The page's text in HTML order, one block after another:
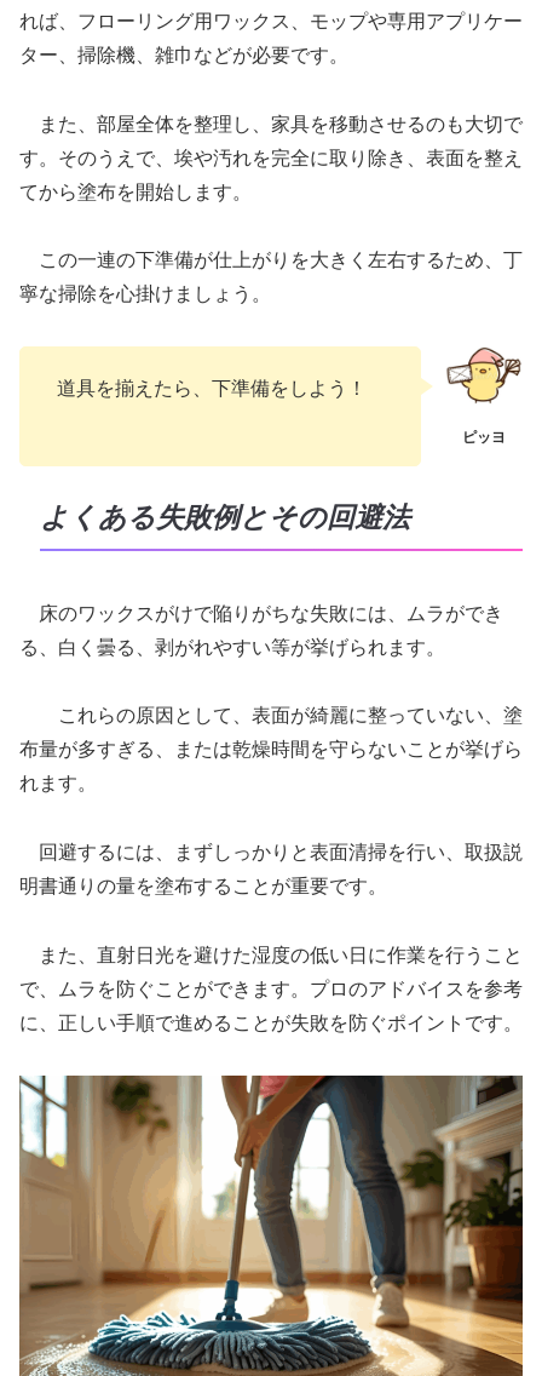
れば、フローリング用ワックス、モップや専用アプリケー
ター、掃除機、雑巾などが必要です。
また、部屋全体を整理し、家具を移動させるのも大切で
す。そのうえで、埃や汚れを完全に取り除き、表面を整え
てから塗布を開始します。
この一連の下準備が仕上がりを大きく左右するため、丁
寧な掃除を心掛けましょう。
道具を揃えたら、下準備をしよう！
よくある失敗例とその回避法
床のワックスがけで陥りがちな失敗には、ムラができ
る、白く曇る、剥がれやすい等が挙げられます。
これらの原因として、表面が綺麗に整っていない、塗
布量が多すぎる、または乾燥時間を守らないことが挙げら
れます。
回避するには、まずしっかりと表面清掃を行い、取扱説
明書通りの量を塗布することが重要です。
また、直射日光を避けた湿度の低い日に作業を行うこと
で、ムラを防ぐことができます。プロのアドバイスを参考
に、正しい手順で進めることが失敗を防ぐポイントです。